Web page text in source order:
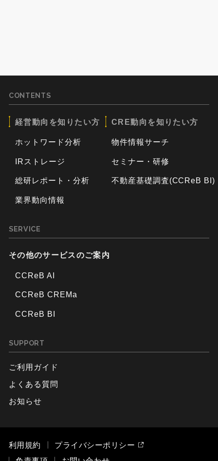
CONTENTS
経営動向を知りたい方
ホットワード分析
IRストレージ
総研レポート・分析
業界動向情報
CRE動向を知りたい方
物件情報サーチ
セミナー・研修
不動産基礎調査(CCReB BI)
SERVICE
その他のサービスのご案内
CCReB AI
CCReB CREMa
CCReB BI
SUPPORT
ご利用ガイド
よくある質問
お知らせ
利用規約
プライバシーポリシー